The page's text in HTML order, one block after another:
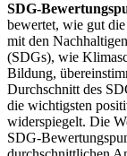
SDG-
bewertet, wie gut
mit den
(SDGs), wie
Bildung,
Durchschnitt des
die wichtigsten
widerspiegelt. Die
SDG-